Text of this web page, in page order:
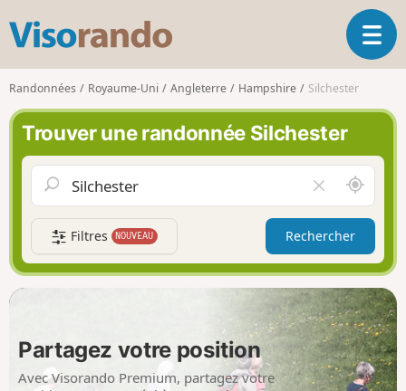
s
o
r
n
d
O
u
l
a
i
g
a
t
i
o
n
Randonnées Royaume-Uni Angleterre Hampshire Silchester
Trouver une randonnée Silchester
i
d
e
r
l
e
c
h
a
m
A
u
t
u
r
d
e
m
o
i
Filtres NOUVEAU Rechercher
Partagez votre position
Avec Visorando Premium, partagez votre